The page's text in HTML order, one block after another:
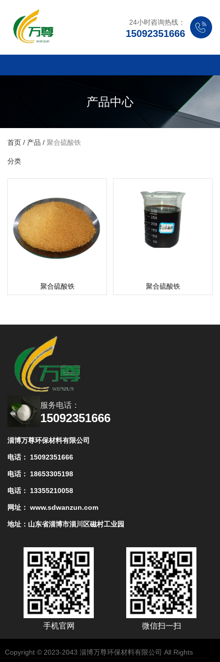
24小时咨询热线：
15092351666
产品中心
首页 / 产品 / 聚合硫酸铁
分类
聚合硫酸铁 聚合硫酸铁
服务电话：
15092351666
淄博万尊环保材料有限公司
电话： 15092351666
电话： 18653305198
电话： 13355210058
网址： www.sdwanzun.com
地址：山东省淄博市淄川区磁村工业园
手机官网 微信扫一扫
Copyright © 2023-2043 淄博万尊环保材料有限公司 All Rights